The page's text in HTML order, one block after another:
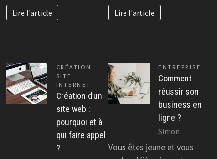
Lire l'article Lire l'article
CRÉATION
SITE ,
INTERNET
Création d’un
site web :
pourquoi et à
qui faire appel
?
ENTREPRISE
Comment
réussir son
business en
ligne ?
Simon
Vous êtes jeune et vous